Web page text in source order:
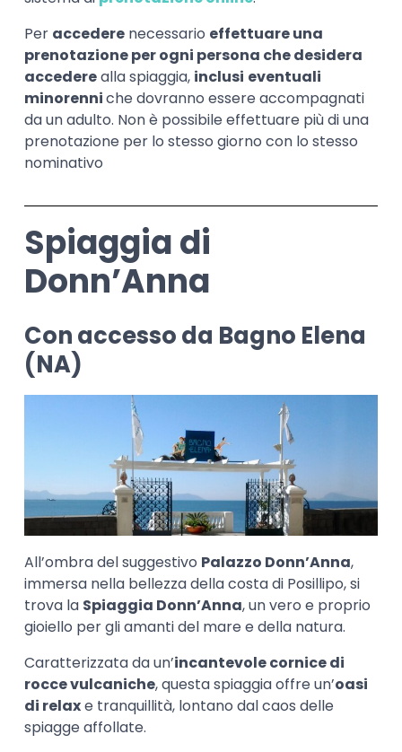
Per accedere necessario effettuare una
prenotazione per ogni persona che desidera
accederealla spiaggia, inclusi eventuali
minorenniche dovranno essere accompagnati
da un adulto. Non è possibile effettuare più di una
prenotazione per lo stesso giorno con lo stesso
nominativo
Spiaggia di
Donn’Anna
Con accesso da Bagno Elena
(NA)
All’ombra del suggestivo Palazzo Donn’Anna,
immersa nella bellezza della costa di Posillipo, si
trova la Spiaggia Donn’Anna, un vero e proprio
gioiello per gli amanti del mare e della natura.
Caratterizzata da un’incantevole cornice di
rocce vulcaniche, questa spiaggia offre un’oasi
di relaxe tranquillità, lontano dal caos delle
spiagge affollate.